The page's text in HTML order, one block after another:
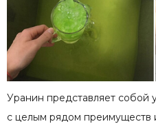
Уранин представляет собой
с целым рядом преимуществ